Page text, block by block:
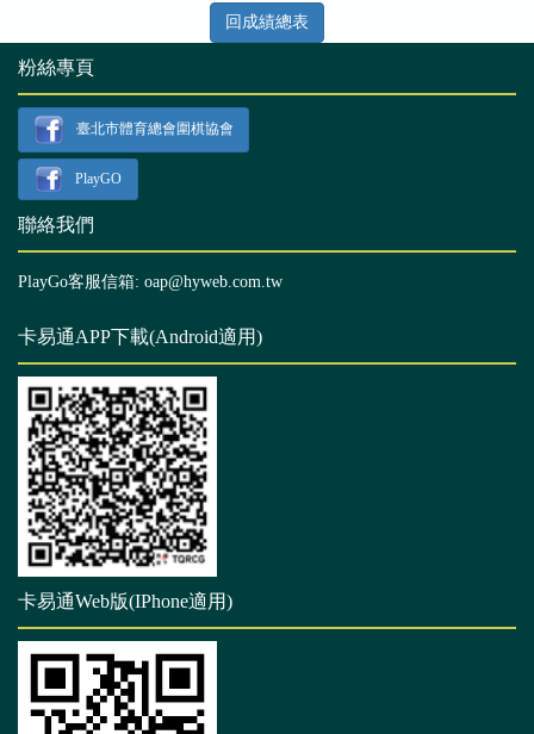
回成績總表
粉絲專頁
臺北市體育總會圍棋協會
PlayGO
聯絡我們
PlayGo客服信箱: oap@hyweb.com.tw
卡易通APP下載(Android適用)
卡易通Web版(IPhone適用)